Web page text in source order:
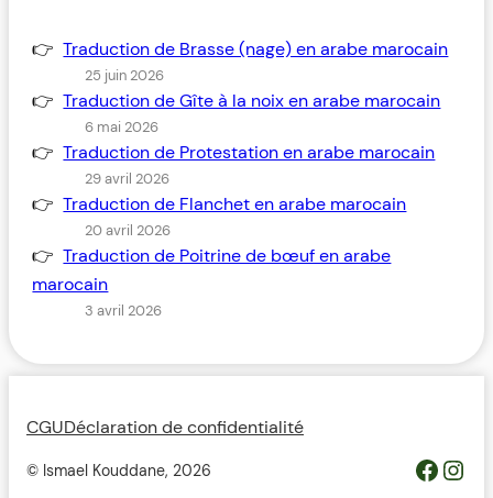
Traduction de Brasse (nage) en arabe marocain
25 juin 2026
Traduction de Gîte à la noix en arabe marocain
6 mai 2026
Traduction de Protestation en arabe marocain
29 avril 2026
Traduction de Flanchet en arabe marocain
20 avril 2026
Traduction de Poitrine de bœuf en arabe
marocain
3 avril 2026
CGUDéclaration de confidentialité
© Ismael Kouddane, 2026 https://www.facebook.com/profile.php?id=100093685364119&__cft__[0]=AZWovLDTUsZGvQikhreHbQlM2wwUJXYZcMIQqUCyjo4QRRB9L4ThlW7gKbCbGuz9_6H_Y_jmfsuYI_nC2pEyGg8Z46ODdeAqO0_3dJH3dIcJTw&__tn__=-UC%2CP-R